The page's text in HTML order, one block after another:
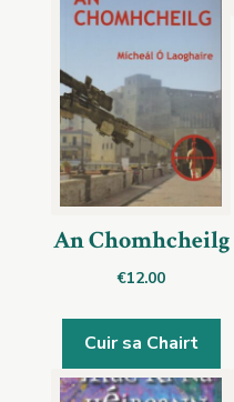
An Chomhcheilg
€12.00
Cuir sa Chairt